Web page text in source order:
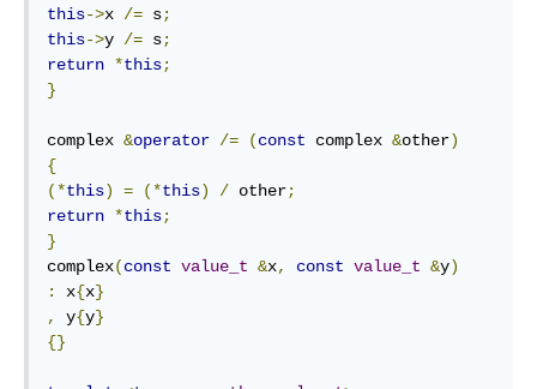
this->x /= s;
this->y /= s;
return *this;
}
complex &operator /= (const complex &other)
{
(*this) = (*this) / other;
return *this;
}
complex(const value_t &x, const value_t &y)
:
x{x}
,
y{y}
{}